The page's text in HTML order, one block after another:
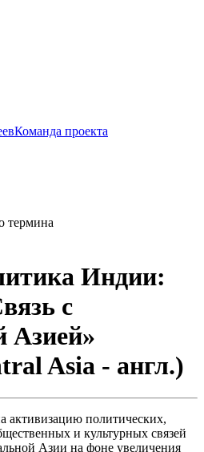
Команда проекта
термина
Индии:
с
Азией»
Asia - англ.)
активизацию политических,
и культурных связей
Азии на фоне увеличения